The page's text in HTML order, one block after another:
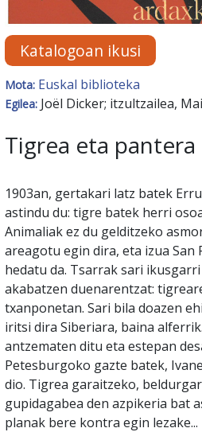
Katalogoan ikusi
Mota: Euskal biblioteka
Egilea: Joël Dicker; itzultzailea,
Tigrea eta pantera
1903an, gertakari latz batek
astindu du: tigre batek herri
Animaliak ez du gelditzeko
areagotu egin dira, eta izua San
hedatu da. Tsarrak sari
akabatzen duenarentzat:
txanponetan. Sari bila doazen
iritsi dira Siberiara, baina
antzematen ditu eta estepan
Petesburgoko gazte batek,
dio. Tigrea garaitzeko,
gupidagabea den azpikeria bat
planak bere kontra egin lezake...